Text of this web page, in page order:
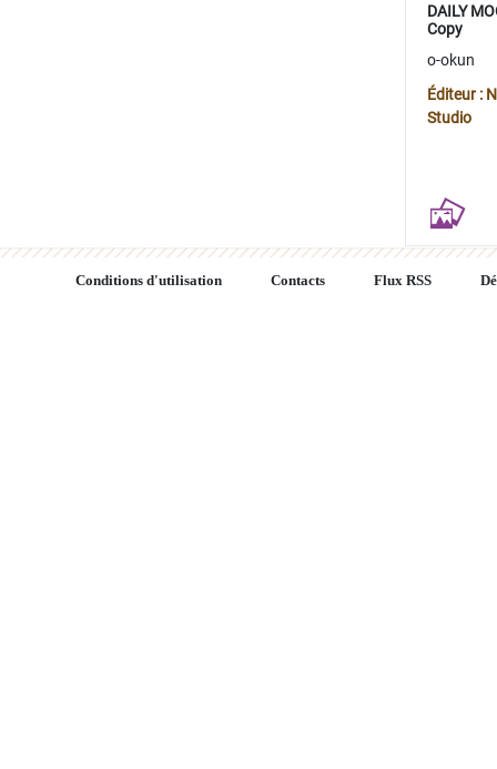
DAILY
Copy
o-okun
Éditeur :
Studio
Conditions d'utilisation Contacts Flux RSS